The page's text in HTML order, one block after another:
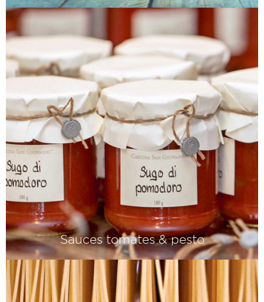
Des huiles d'olive spécialement
sélectionnées, que nous achetons
que nous connaissons
personnellement.
Sauces tomates & pesto
Le secret d'un bon sugo ? Des tomates
mûres et un temps de cuisson long -
car beaucoup de goût repose parfois
sur beaucoup de patience.